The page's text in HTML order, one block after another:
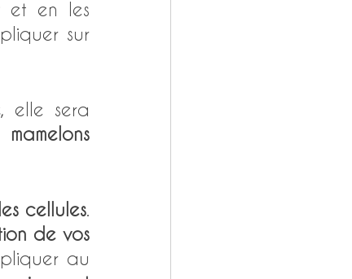
sur
, elle sera
mamelons
cellules
de vos
au